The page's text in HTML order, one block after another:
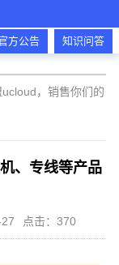
方公告 知识问答
，销售你们的
、专线等产品
点击：370